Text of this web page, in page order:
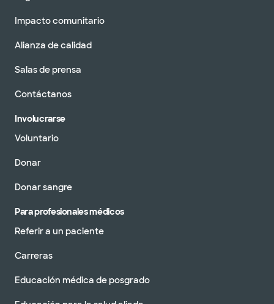
Impacto comunitario
Alianza de calidad
Salas de prensa
Contáctanos
Involucrarse
Voluntario
Donar
Donar sangre
Para profesionales médicos
Referir a un paciente
Carreras
Educación médica de posgrado